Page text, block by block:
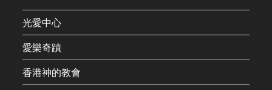
光愛中心
愛樂奇蹟
香港神的教會